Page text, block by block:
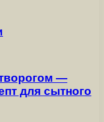
—
для сытного